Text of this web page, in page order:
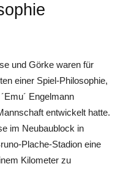
und Görke waren für
einer Spiel-Philosophie,
Engelmann
entwickelt hatte.
im Neubaublock in
Plache-Stadion eine
Kilometer zu